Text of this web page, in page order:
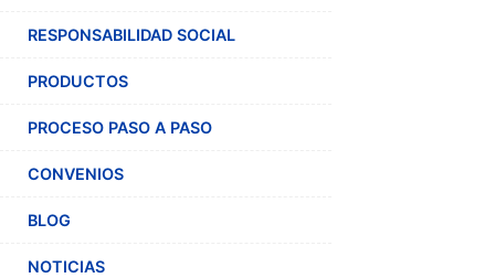
RESPONSABILIDAD SOCIAL
PRODUCTOS
PROCESO PASO A PASO
CONVENIOS
BLOG
NOTICIAS